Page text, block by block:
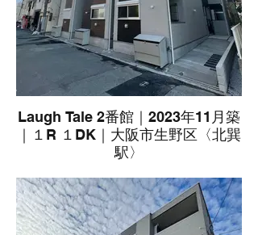
Laugh Tale 2番館｜2023年11月築
｜１R １DK｜大阪市生野区〈北巽
駅〉